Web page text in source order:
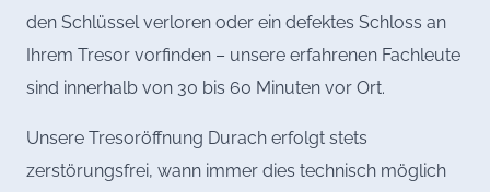
den Schlüssel verloren oder ein defektes Schloss an
Ihrem Tresor vorfinden – unsere erfahrenen Fachleute
sind innerhalb von 30 bis 60 Minuten vor Ort.
Unsere Tresoröffnung Durach erfolgt stets
zerstörungsfrei, wann immer dies technisch möglich